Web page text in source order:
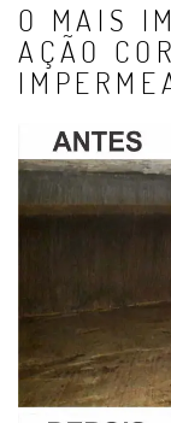
O MAIS
AÇÃO